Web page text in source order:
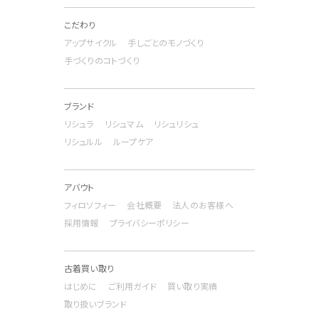
こだわり
アップサイクル
手しごとのモノづくり
手づくりのコトづくり
ブランド
リシュラ
リシュマム
リシュリシュ
リシュルル
ループケア
アバウト
フィロソフィー
会社概要
法人のお客様へ
採用情報
プライバシーポリシー
古着買い取り
はじめに
ご利用ガイド
買い取り実績
取り扱いブランド